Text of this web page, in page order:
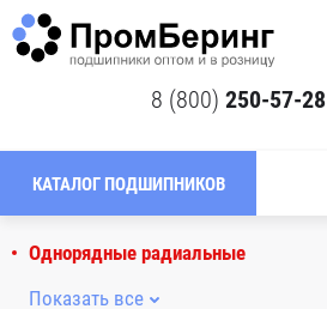
8 (800) 250-57-28
КАТАЛОГ ПОДШИПНИКОВ
Однорядные радиальные
Показать все